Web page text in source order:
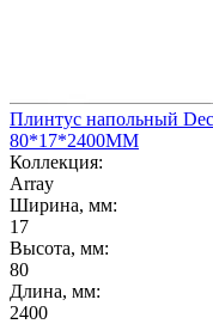
Плинтус напольный
80*17*2400ММ
Коллекция:
Array
Ширина, мм:
17
Высота, мм:
80
Длина, мм:
2400